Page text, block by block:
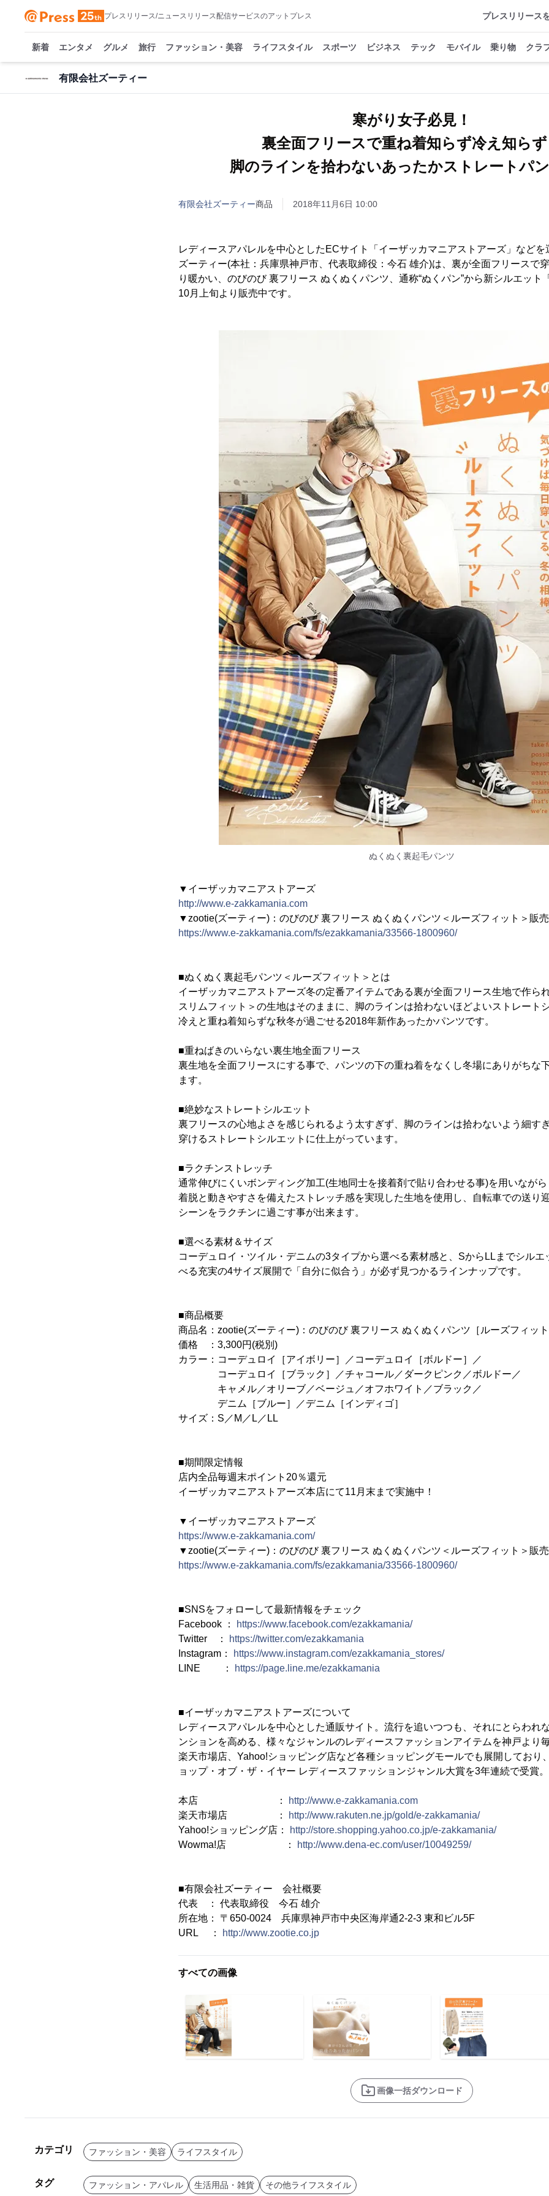
プレスリリース/ニュースリリース配信サービスのアットプレス プレスリリース
新着 エンタメ グルメ 旅行 ファッション・美容 ライフスタイル スポーツ ビジネス テック モバイル 乗り物 クラ
有限会社ズーティー
寒がり女子必見！
裏全面フリースで重ね着知らず冷え知
脚のラインを拾わないあったかストレートパ
有限会社ズーティー商品 2018年11月6日 10:00
レディースアパレルを中心としたECサイト「イーザッカマニアストアーズ」など
ズーティー(本社：兵庫県神戸市、代表取締役：今石 雄介)は、裏が全面フリースで
り暖かい、のびのび 裏フリース ぬくぬくパンツ、通称“ぬくパン”から新シルエット
10月上旬より販売中です。
ぬくぬく裏起毛パンツ
▼イーザッカマニアストアーズ
http://www.e-zakkamania.com
▼zootie(ズーティー)：のびのび 裏フリース ぬくぬくパンツ＜ルーズフィット＞販
https://www.e-zakkamania.com/fs/ezakkamania/33566-1800960/
■ぬくぬく裏起毛パンツ＜ルーズフィット＞とは
イーザッカマニアストアーズ冬の定番アイテムである裏が全面フリース生地で作ら
スリムフィット＞の生地はそのままに、脚のラインは拾わないほどよいストレート
冷えと重ね着知らずな秋冬が過ごせる2018年新作あったかパンツです。
■重ねばきのいらない裏生地全面フリース
裏生地を全面フリースにする事で、パンツの下の重ね着をなくし冬場にありがちな
ます。
■絶妙なストレートシルエット
裏フリースの心地よさを感じられるよう太すぎず、脚のラインは拾わないよう細す
穿けるストレートシルエットに仕上がっています。
■ラクチンストレッチ
通常伸びにくいボンディング加工(生地同士を接着剤で貼り合わせる事)を用いなが
着脱と動きやすさを備えたストレッチ感を実現した生地を使用し、自転車での送り
シーンをラクチンに過ごす事が出来ます。
■選べる素材＆サイズ
コーデュロイ・ツイル・デニムの3タイプから選べる素材感と、SからLLまでシルエ
べる充実の4サイズ展開で「自分に似合う」が必ず見つかるラインナップです。
■商品概要
商品名：zootie(ズーティー)：のびのび 裏フリース ぬくぬくパンツ［ルーズフィッ
価格 ：3,300円(税別)
カラー：コーデュロイ［アイボリー］／コーデュロイ［ボルドー］／
コーデュロイ［ブラック］／チャコール／ダークピンク／ボルドー／
キャメル／オリーブ／ベージュ／オフホワイト／ブラック／
デニム［ブルー］／デニム［インディゴ］
サイズ：S／M／L／LL
■期間限定情報
店内全品毎週末ポイント20％還元
イーザッカマニアストアーズ本店にて11月末まで実施中！
▼イーザッカマニアストアーズ
https://www.e-zakkamania.com/
▼zootie(ズーティー)：のびのび 裏フリース ぬくぬくパンツ＜ルーズフィット＞販
https://www.e-zakkamania.com/fs/ezakkamania/33566-1800960/
■SNSをフォローして最新情報をチェック
Facebook ：
https://www.facebook.com/ezakkamania/
Twitter ：
https://twitter.com/ezakkamania
Instagram：
https://www.instagram.com/ezakkamania_stores/
LINE ：
https://page.line.me/ezakkamania
■イーザッカマニアストアーズについて
レディースアパレルを中心とした通販サイト。流行を追いつつも、それにとらわれ
ンションを高める、様々なジャンルのレディースファッションアイテムを神戸より
楽天市場店、Yahoo!ショッピング店など各種ショッピングモールでも展開しており
ョップ・オブ・ザ・イヤー レディースファッションジャンル大賞を3年連続で受賞。
本店 ：
http://www.e-zakkamania.com
楽天市場店 ：
http://www.rakuten.ne.jp/gold/e-zakkamania/
Yahoo!ショッピング店：
http://store.shopping.yahoo.co.jp/e-zakkamania/
Wowma!店 ：
http://www.dena-ec.com/user/10049259/
■有限会社ズーティー 会社概要
代表 ： 代表取締役 今石 雄介
所在地： 〒650-0024 兵庫県神戸市中央区海岸通2-2-3 東和ビル5F
URL ：
http://www.zootie.co.jp
すべての画像
画像一括ダウンロード
カテゴリ ファッション・美容 ライフスタイル
タグ ファッション・アパレル 生活用品・雑貨 その他ライフスタイル